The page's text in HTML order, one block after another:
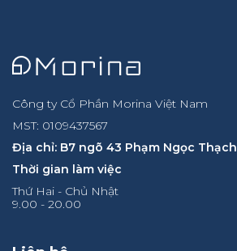
Công ty Cổ Phần Morina Việt Nam
MST: 0109437567
Địa chỉ: B7 ngõ 43 Phạm Ngọc Thạch
Thời gian làm việc
Thứ Hai - Chủ Nhật
9.00 - 20.00